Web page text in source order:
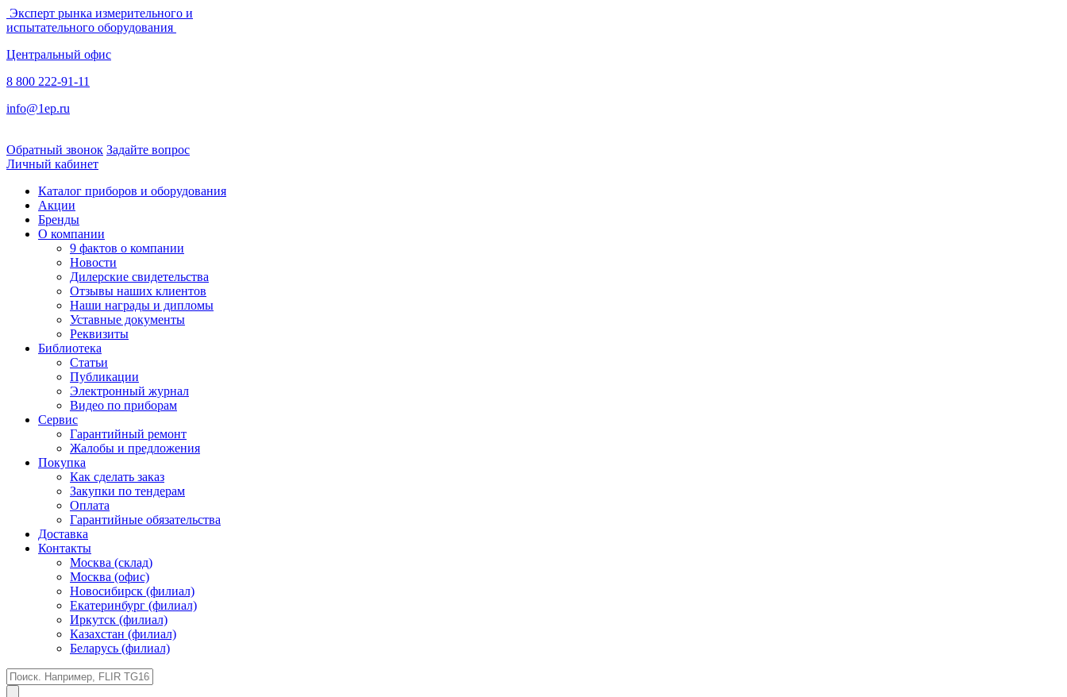
Эксперт рынка измерительного и
испытательного оборудования
Центральный офис
8 800 222-91-11
info@1ep.ru
Обратный звонок Задайте вопрос
Личный кабинет
Каталог приборов и оборудования
Акции
Бренды
О компании
9 фактов о компании
Новости
Дилерские свидетельства
Отзывы наших клиентов
Наши награды и дипломы
Уставные документы
Реквизиты
Библиотека
Статьи
Публикации
Электронный журнал
Видео по приборам
Сервис
Гарантийный ремонт
Жалобы и предложения
Покупка
Как сделать заказ
Закупки по тендерам
Оплата
Гарантийные обязательства
Доставка
Контакты
Москва (склад)
Москва (офис)
Новосибирск (филиал)
Екатеринбург (филиал)
Иркутск (филиал)
Казахстан (филиал)
Беларусь (филиал)